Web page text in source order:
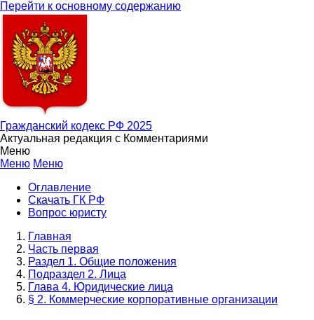
Перейти к основному содержанию
Гражданский кодекс РФ 2025
Актуальная редакция с Комментариями
Меню
Меню Меню
Оглавление
Скачать ГК РФ
Вопрос юристу
Главная
Часть первая
Раздел 1. Общие положения
Подраздел 2. Лица
Глава 4. Юридические лица
§ 2. Коммерческие корпоративные организации